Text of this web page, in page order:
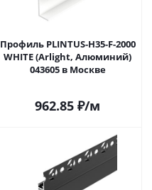
Профиль PLINTUS-H35-F-2000
WHITE (Arlight, Алюминий)
043605 в Москве
962.85 ₽/м